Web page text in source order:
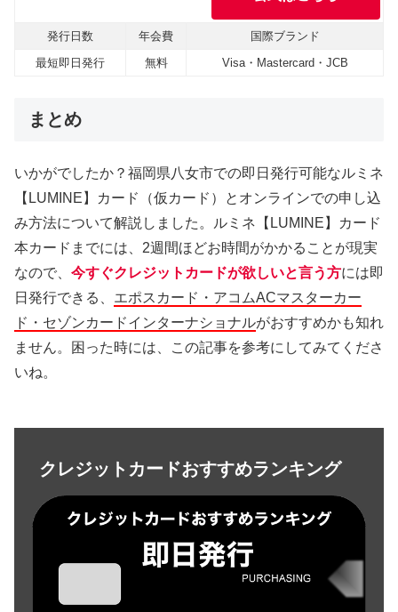
発行日数 年会費
国際ブランド
最短即日発行
無料 Visa・Mastercard・JCB
まとめ
いかがでしたか？福岡県八女市での即日発行可能なルミネ
【LUMINE】カード（仮カード）とオンラインでの申し込
み方法について解説しました。ルミネ【LUMINE】カード
本カードまでには、2週間ほどお時間がかかることが現実
なので、 今すぐクレジットカードが欲しいと言う方には即
日発行できる、 エポスカード・アコムACマスターカー
ド・セゾンカードインターナショナルがおすすめかも知れ
ません。困った時には、この記事を参考にしてみてくださ
いね。
クレジットカードおすすめランキング